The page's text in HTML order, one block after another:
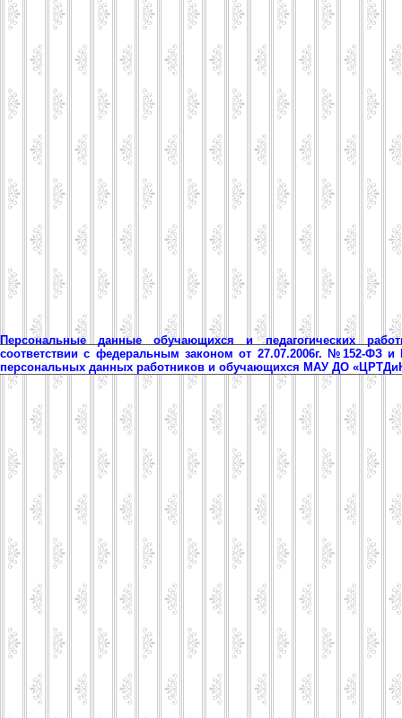
Персональные данные обучающихся и педагогических
соответствии с федеральным законом от 27.07.2006г. №152-ФЗ
персональных данных работников и обучающихся МАУ ДО